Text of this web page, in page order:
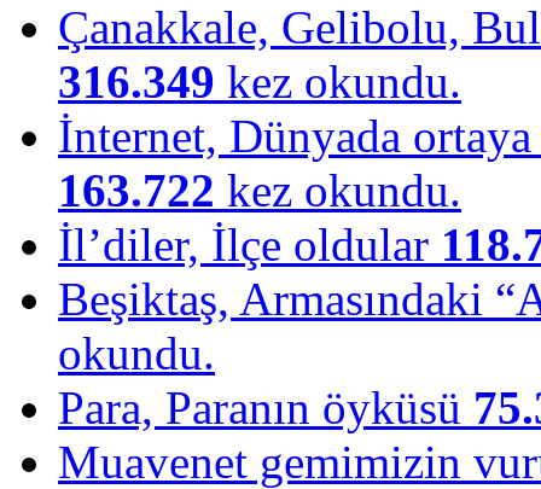
Çanakkale, Gelibolu,
316.349 kez okundu.
İnternet, Dünyada
163.722 kez okundu.
İl’diler, İlçe oldular
Beşiktaş, Armasındaki
okundu.
Para, Paranın öyküsü
Muavenet gemimizin